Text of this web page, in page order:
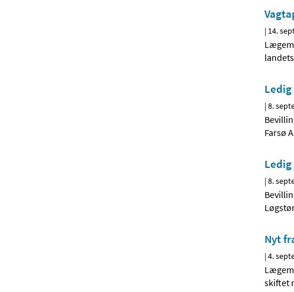
| 14.
|8.
Farsø
|8.
Nyt
|4.
skiftet